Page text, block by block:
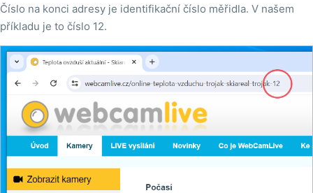
Číslo na konci adresy je identifikační číslo měřidla. V našem
příkladu je to číslo 12.